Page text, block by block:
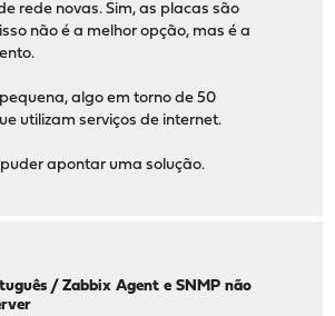
rede novas. Sim, as placas são
não é a melhor opção, mas é a
algo em torno de 50
utilizam serviços de internet.
apontar uma solução.
/Zabbix Agent e SNMP não